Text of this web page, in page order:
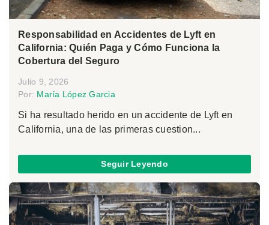
Responsabilidad en Accidentes de Lyft en
California: Quién Paga y Cómo Funciona la
Cobertura del Seguro
Julio 9, 2026
Por: María López Garcia
Si ha resultado herido en un accidente de Lyft en
California, una de las primeras cuestion...
Seguir Leyendo